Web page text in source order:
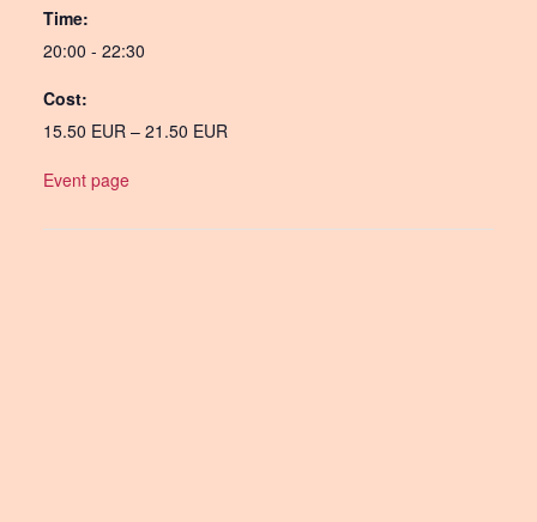
Time:
20:00 - 22:30
Cost:
15.50 EUR – 21.50 EUR
Event page